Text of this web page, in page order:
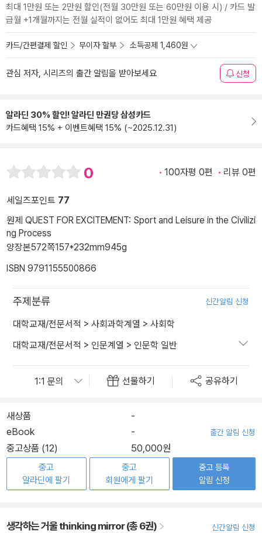
최대 1만원 또는 2만원 할인(전월 30만원 또는 60만원 이용 시) / 카드 발
급월 +1개월까지는 전월 실적이 없어도 최대 1만원 혜택 제공
카드/간편결제 할인 무이자 할부 소득공제 1,460원
관심 저자, 시리즈의 출간 알림을 받아보세요 신청
알라딘 30% 할인! 알라딘 만권당 삼성카드
카드혜택 15% + 이벤트혜택 15% (~2025.12.31)
0 100자평 0편 리뷰 0편
세일즈포인트 77
원제 QUEST FOR EXCITEMENT: Sport and Leisure in the Civilizi
ng Process
양장본572쪽157*232mm945g
ISBN 9791155500866
주제분류 신간알림 신청
대학교재/전문서적 > 사회과학계열 > 사회학
대학교재/전문서적 > 인문계열 > 인문학 일반
선물하기 공유하기
새상품
-
eBook
- 출간 알림 신청
중고상품 (12) 50,000원
중고
알라딘에 팔기
중고
회원에게 팔기
중고 등록
알림 신청
생각하는 거울 thinking mirror (총 6권) 신간알림 신청